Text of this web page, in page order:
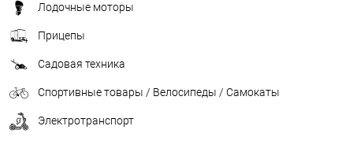
Лодочные моторы
Прицепы
Садовая техника
Спортивные товары / Велосипеды / Самокаты
Электротранспорт